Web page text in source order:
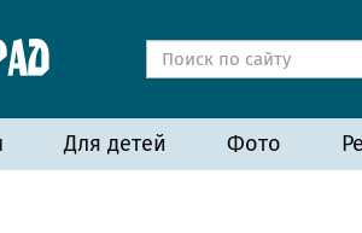
Для детей Фото